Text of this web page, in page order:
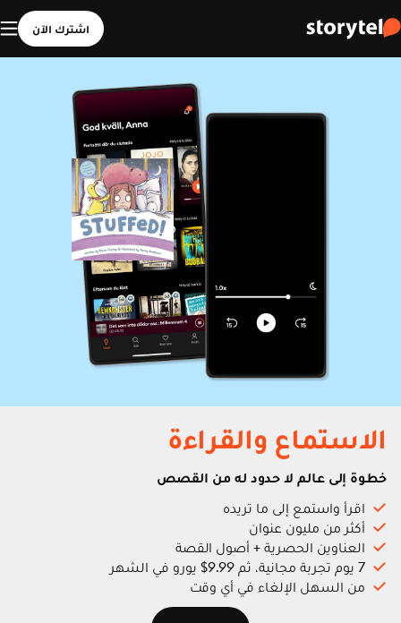
اشترك الآن
الاستماع والقراءة
خطوة إلى عالم لا حدود له من القصص
اقرأ واستمع إلى ما تريده
أكثر من مليون عنوان
العناوين الحصرية + أصول القصة
7 يوم تجربة مجانية، ثم 9.99$ يورو في الشهر
من السهل الإلغاء في أي وقت